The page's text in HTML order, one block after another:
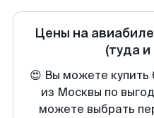
Цены на
(туда
😍 Вы можете купить
из Москвы по
можете выбрать